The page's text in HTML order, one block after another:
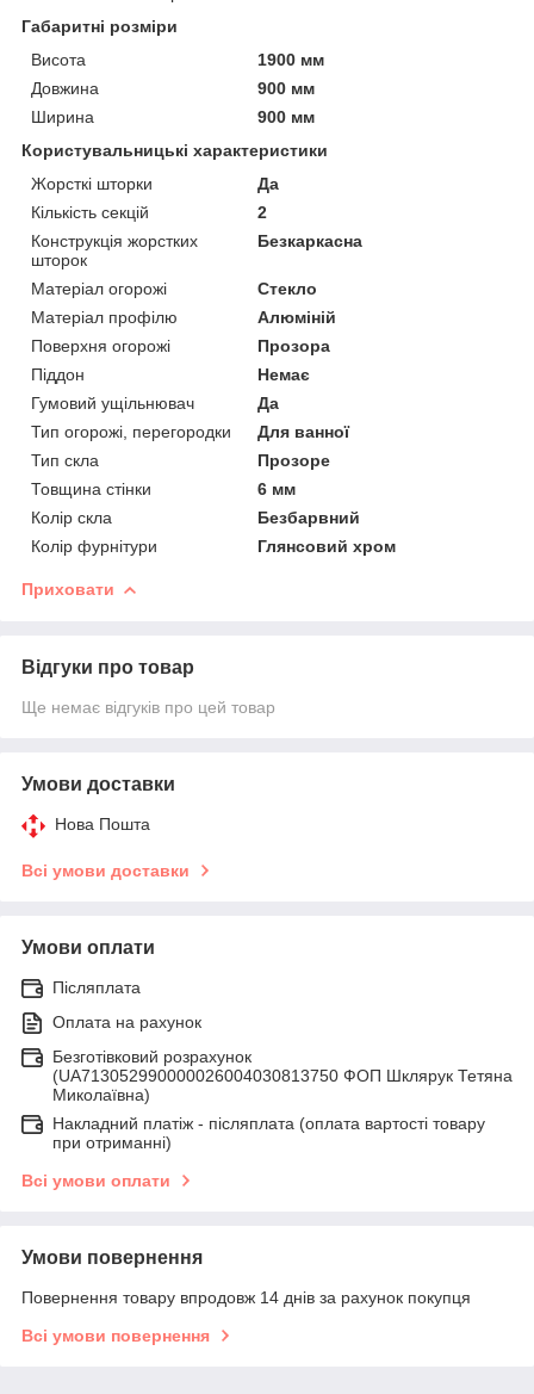
Габаритні розміри
Висота
1900 мм
Довжина
900 мм
Ширина
900 мм
Користувальницькі характеристики
Жорсткі шторки
Да
Кількість секцій
2
Конструкція жорстких
шторок
Безкаркасна
Матеріал огорожі
Стекло
Матеріал профілю
Алюміній
Поверхня огорожі
Прозора
Піддон
Немає
Гумовий ущільнювач
Да
Тип огорожі, перегородки
Для ванної
Тип скла
Прозоре
Товщина стінки
6 мм
Колір скла
Безбарвний
Колір фурнітури
Глянсовий хром
Приховати
Відгуки про товар
Ще немає відгуків про цей товар
Умови доставки
Нова Пошта
Всі умови доставки
Умови оплати
Післяплата
Оплата на рахунок
Безготівковий розрахунок
(UA713052990000026004030813750 ФОП Шклярук Тетяна
Миколаївна)
Накладний платіж - післяплатa (оплата вартості товару
при отриманні)
Всі умови оплати
Умови повернення
Повернення товару впродовж 14 днів за рахунок покупця
Всі умови повернення